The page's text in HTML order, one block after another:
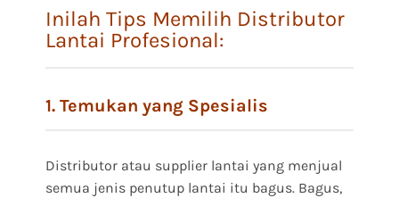
Inilah Tips Memilih Distributor
Lantai Profesional:
1. Temukan yang Spesialis
Distributor atau supplier lantai yang menjual
semua jenis penutup lantai itu bagus. Bagus,